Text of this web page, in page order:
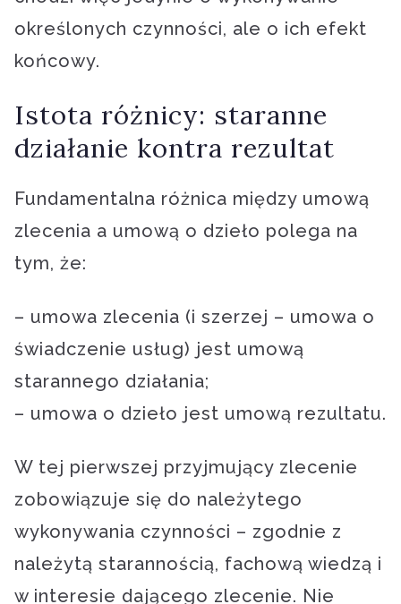
określonych czynności, ale o ich efekt
końcowy.
Istota różnicy: staranne
działanie kontra rezultat
Fundamentalna różnica między umową
zlecenia a umową o dzieło polega na
tym, że:
– umowa zlecenia (i szerzej – umowa o
świadczenie usług) jest umową
starannego działania;
– umowa o dzieło jest umową rezultatu.
W tej pierwszej przyjmujący zlecenie
zobowiązuje się do należytego
wykonywania czynności – zgodnie z
należytą starannością, fachową wiedzą i
w interesie dającego zlecenie. Nie